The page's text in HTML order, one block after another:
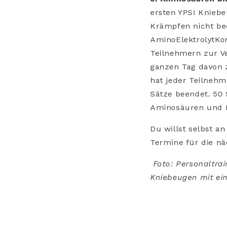
ersten YPSI
Krämpfen nicht
Teilnehmern zur
ganzen Tag
hat jeder
Sätze beendet. 50
Aminosäuren und
Du willst selbst an
Termine für die
Foto:
Kniebeugen mit